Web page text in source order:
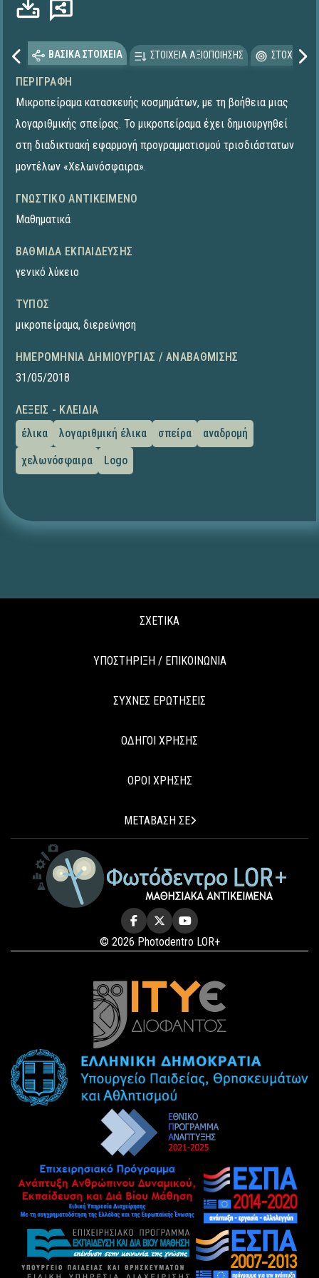
ΒΑΣΙΚΑ ΣΤΟΙΧΕΙΑ ΣΤΟΙΧΕΙΑ ΑΞΙΟΠΟΙΗΣΗΣ
ΠΕΡΙΓΡΑΦΉ
Μικροπείραμα κατασκευής κοσμημάτων, με τη βοήθεια μιας
λογαριθμικής σπείρας. To μικροπείραμα έχει δημιουργηθεί
στη διαδικτυακή εφαρμογή προγραμματισμού τρισδιάστατων
μοντέλων «Χελωνόσφαιρα».
ΓΝΩΣΤΙΚΌ ΑΝΤΙΚΕΊΜΕΝΟ
Μαθηματικά
ΒΑΘΜΊΔΑ ΕΚΠΑΊΔΕΥΣΗΣ
γενικό λύκειο
ΤΎΠΟΣ
μικροπείραμα, διερεύνηση
ΗΜΕΡΟΜΗΝΊΑ ΔΗΜΙΟΥΡΓΊΑΣ / ΑΝΑΒΆΘΜΙΣΗΣ
31/05/2018
ΛΈΞΕΙΣ - ΚΛΕΙΔΙΆ
έλικα
λογαριθμική έλικα σπείρα
αναδρομή
χελωνόσφαιρα
Logo
ΣΧΕΤΙΚΑ
ΥΠΟΣΤΗΡΙΞΗ / ΕΠΙΚΟΙΝΩΝΙΑ
ΣΥΧΝΕΣ ΕΡΩΤΗΣΕΙΣ
ΟΔΗΓΟΙ ΧΡΗΣΗΣ
ΟΡΟΙ ΧΡΗΣΗΣ
ΜΕΤΑΒΑΣΗ ΣΕ
© 2026 Photodentro LOR+